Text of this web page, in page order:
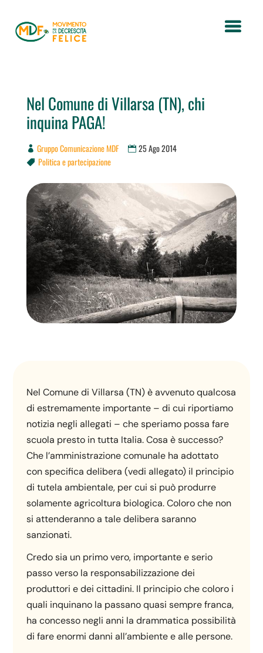
Nel Comune di Villarsa (TN), chi
inquina PAGA!
Gruppo Comunicazione MDF 25 Ago 2014
 Politica e partecipazione
Nel Comune di Villarsa (TN) è avvenuto qualcosa
di estremamente importante – di cui riportiamo
notizia negli allegati – che speriamo possa fare
scuola presto in tutta Italia. Cosa è successo?
Che l’amministrazione comunale ha adottato
con specifica delibera (vedi allegato) il principio
di tutela ambientale, per cui si può produrre
solamente agricoltura biologica. Coloro che non
si attenderanno a tale delibera saranno
sanzionati.
Credo sia un primo vero, importante e serio
passo verso la responsabilizzazione dei
produttori e dei cittadini. Il principio che coloro i
quali inquinano la passano quasi sempre franca,
ha concesso negli anni la drammatica possibilità
di fare enormi danni all’ambiente e alle persone.